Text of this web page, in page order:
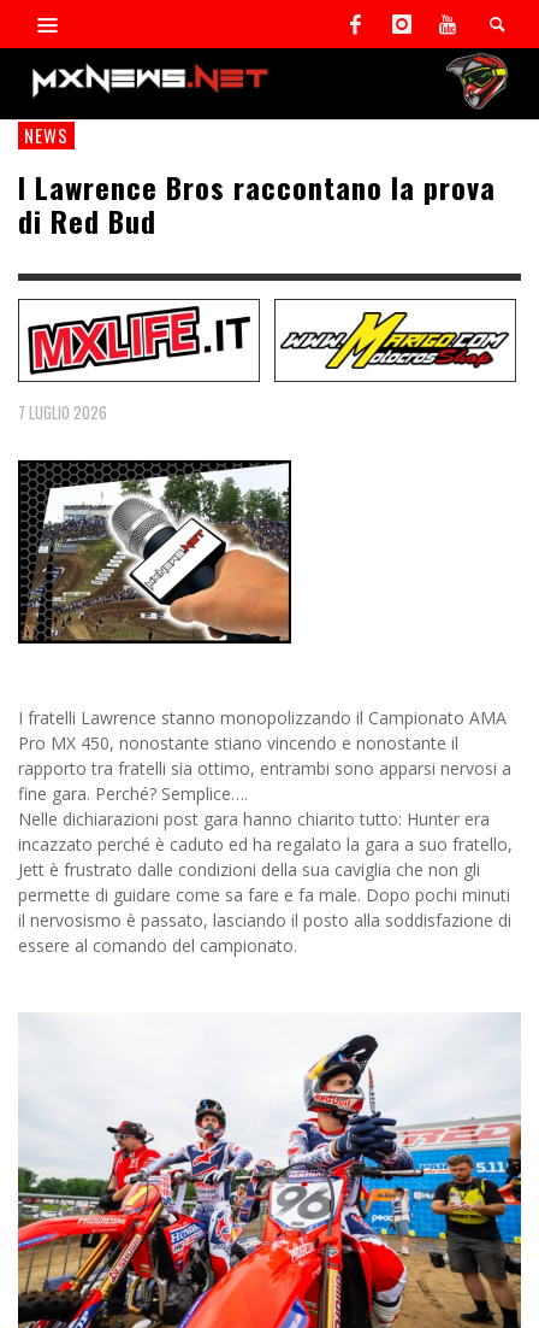
NEWS
I Lawrence Bros raccontano la prova
di Red Bud
7 LUGLIO 2026
I fratelli Lawrence stanno monopolizzando il Campionato AMA
Pro MX 450, nonostante stiano vincendo e nonostante il
rapporto tra fratelli sia ottimo, entrambi sono apparsi nervosi a
fine gara. Perché? Semplice….
Nelle dichiarazioni post gara hanno chiarito tutto: Hunter era
incazzato perché è caduto ed ha regalato la gara a suo fratello,
Jett è frustrato dalle condizioni della sua caviglia che non gli
permette di guidare come sa fare e fa male. Dopo pochi minuti
il nervosismo è passato, lasciando il posto alla soddisfazione di
essere al comando del campionato.